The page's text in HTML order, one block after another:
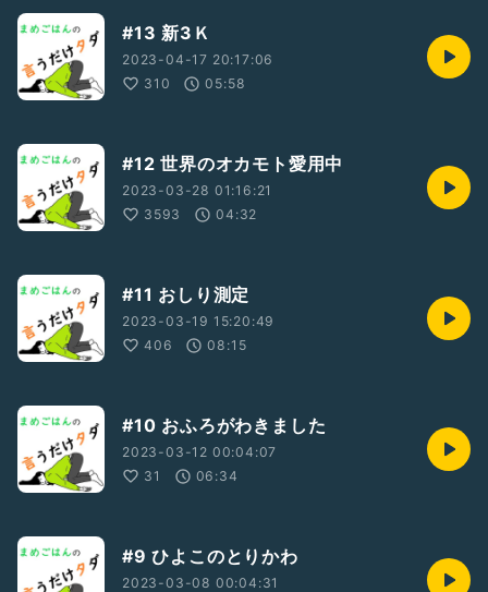
#13 新3Ｋ
2023-04-17 20:17:06
310
05:58
#12 世界のオカモト愛用中
2023-03-28 01:16:21
3593
04:32
#11 おしり測定
2023-03-19 15:20:49
406
08:15
#10 おふろがわきました
2023-03-12 00:04:07
31
06:34
#9 ひよこのとりかわ
2023-03-08 00:04:31